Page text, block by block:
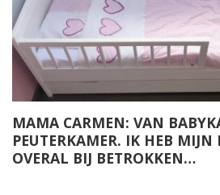
MAMA CARMEN: VAN
PEUTERKAMER. IK HEB MIJN
OVERAL BIJ BETROKKEN…